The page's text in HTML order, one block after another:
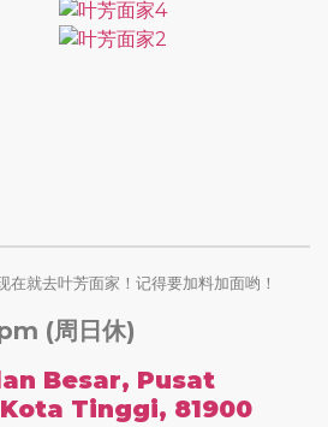
在就去叶芳面家！记得要加料加面哟！
(周日休)
Besar, Pusat
Tinggi, 81900